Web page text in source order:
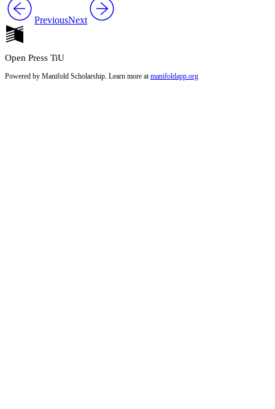
PreviousNext
Open Press TiU
Powered by Manifold Scholarship. Learn more at manifoldapp.org